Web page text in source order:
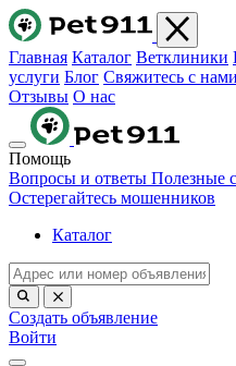
Главная Каталог Ветклиники
услуги Блог Свяжитесь с нами
Отзывы О нас
Помощь
Вопросы и ответы Полезные
Остерегайтесь мошенников
Каталог
Создать объявление
Войти